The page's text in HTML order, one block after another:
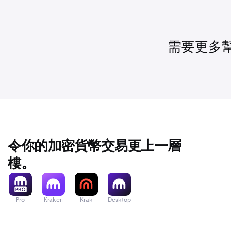
需要更多
令你的加密貨幣交易更上一層
樓。
Pro Kraken Krak Desktop